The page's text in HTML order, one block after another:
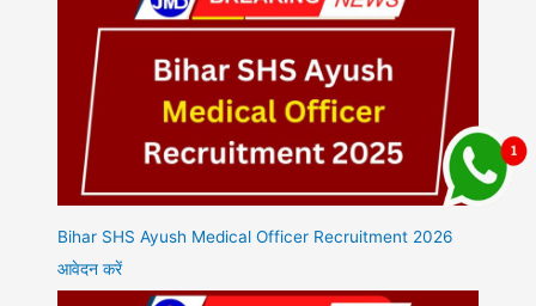
Bihar SHS Ayush Medical Officer Recruitment 2026
आवेदन करें